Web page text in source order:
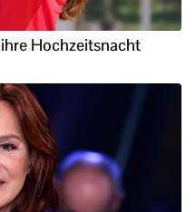
Hochzeitsnacht